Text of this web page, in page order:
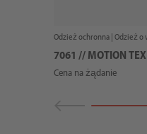
Odzież ochronna | Odzież o
7061 // MOTION
Cena na żądanie